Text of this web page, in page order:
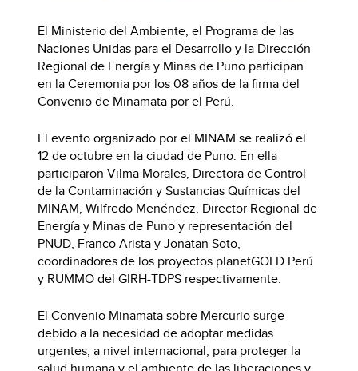
El Ministerio del Ambiente, el Programa de las
Naciones Unidas para el Desarrollo y la Dirección
Regional de Energía y Minas de Puno participan
en la Ceremonia por los 08 años de la firma del
Convenio de Minamata por el Perú.
El evento organizado por el MINAM se realizó el
12 de octubre en la ciudad de Puno. En ella
participaron Vilma Morales, Directora de Control
de la Contaminación y Sustancias Químicas del
MINAM, Wilfredo Menéndez, Director Regional de
Energía y Minas de Puno y representación del
PNUD, Franco Arista y Jonatan Soto,
coordinadores de los proyectos planetGOLD Perú
y RUMMO del GIRH-TDPS respectivamente.
El Convenio Minamata sobre Mercurio surge
debido a la necesidad de adoptar medidas
urgentes, a nivel internacional, para proteger la